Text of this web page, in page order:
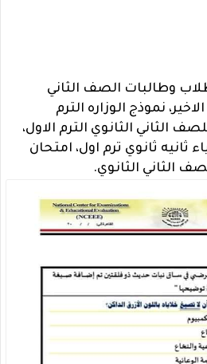
وطالبات الصف الثاني
نموذج الوزاره الترم
الثاني الثانوي الترم الاول،
ثانيه ثانوي ترم اول، امتحان
الثاني الثانوي.